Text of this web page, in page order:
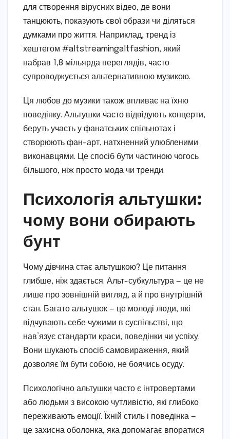
для створення вірусних відео, де вони
танцюють, показують свої образи чи діляться
думками про життя. Наприклад, тренд із
хештегом #altstreamingaltfashion, який
набрав 1,8 мільярда переглядів, часто
супроводжується альтернативною музикою.
Ця любов до музики також впливає на їхню
поведінку. Альтушки часто відвідують концерти,
беруть участь у фанатських спільнотах і
створюють фан-арт, натхненний улюбленими
виконавцями. Це спосіб бути частиною чогось
більшого, ніж просто мода чи тренди.
Психологія альтушки:
чому вони обирають
бунт
Чому дівчина стає альтушкою? Це питання
глибше, ніж здається. Альт-субкультура — це не
лише про зовнішній вигляд, а й про внутрішній
стан. Багато альтушок — це молоді люди, які
відчувають себе чужими в суспільстві, що
нав’язує стандарти краси, поведінки чи успіху.
Вони шукають спосіб самовираження, який
дозволяє їм бути собою, не боячись осуду.
Психологічно альтушки часто є інтровертами
або людьми з високою чутливістю, які глибоко
переживають емоції. Їхній стиль і поведінка —
це захисна оболонка, яка допомагає впоратися